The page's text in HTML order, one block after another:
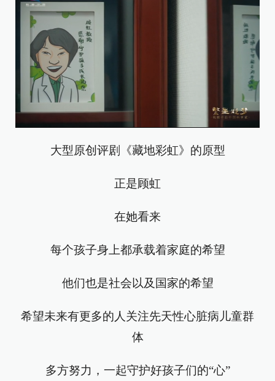
大型原创评剧《藏地彩虹》的原型
正是顾虹
在她看来
每个孩子身上都承载着家庭的希望
他们也是社会以及国家的希望
希望未来有更多的人关注先天性心脏病儿童群
体
多方努力，一起守护好孩子们的“心”